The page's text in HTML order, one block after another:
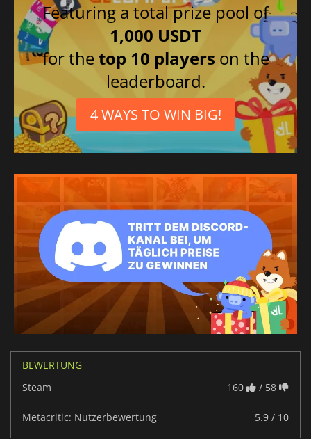
Featuring a total prize pool of
1,000 USDT
for thetop 10 players on the
leaderboard.
4 WAYS TO WIN BIG!
BEWERTUNG
Steam
160 / 58
Metacritic: Nutzerbewertung 5.9 / 10